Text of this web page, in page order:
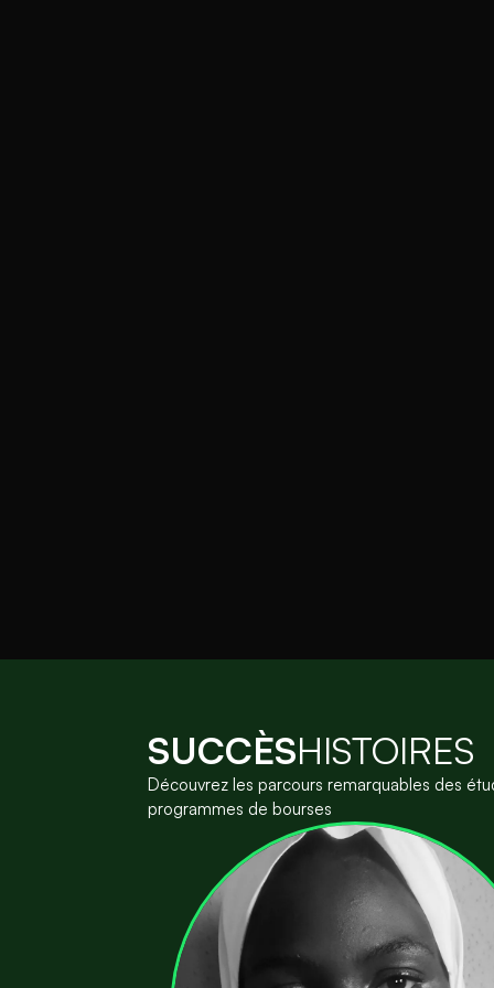
SUCCÈSHISTOIRES
Découvrez les parcours remarquables des
programmes de bourses